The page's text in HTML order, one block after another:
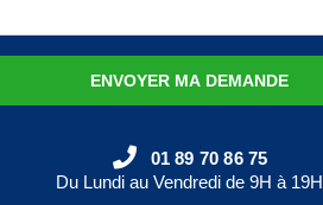
ENVOYER MA DEMANDE
01 89 70 86 75
Du Lundi au Vendredi de 9H à 19H